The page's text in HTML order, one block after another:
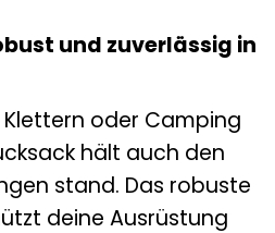
und zuverlässig in
oder Camping
hält auch den
stand. Das robuste
deine Ausrüstung